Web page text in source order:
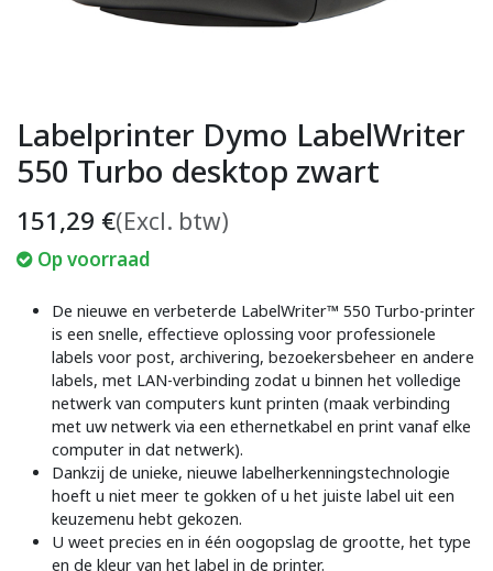
Labelprinter Dymo LabelWriter
550 Turbo desktop zwart
151,29 €(Excl. btw)
Op voorraad
De nieuwe en verbeterde LabelWriter™ 550 Turbo-printer
is een snelle, effectieve oplossing voor professionele
labels voor post, archivering, bezoekersbeheer en andere
labels, met LAN-verbinding zodat u binnen het volledige
netwerk van computers kunt printen (maak verbinding
met uw netwerk via een ethernetkabel en print vanaf elke
computer in dat netwerk).
Dankzij de unieke, nieuwe labelherkenningstechnologie
hoeft u niet meer te gokken of u het juiste label uit een
keuzemenu hebt gekozen.
U weet precies en in één oogopslag de grootte, het type
en de kleur van het label in de printer.